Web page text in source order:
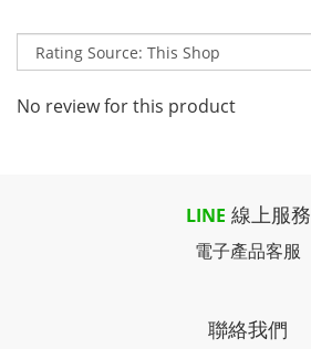
No review for this product
LINE 線上服務
電子產品客服
聯絡我們